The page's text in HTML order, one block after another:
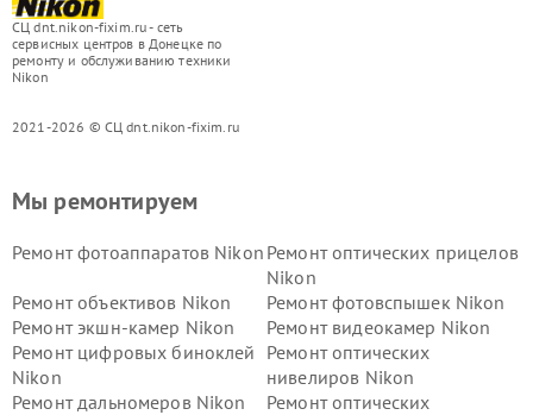
СЦ dnt.nikon-fixim.ru - сеть
сервисных центров в Донецке по
ремонту и обслуживанию техники
Nikon
2021-2026 © СЦ dnt.nikon-fixim.ru
Мы ремонтируем
Ремонт фотоаппаратов Nikon Ремонт оптических прицелов
Nikon
Ремонт объективов Nikon
Ремонт фотовспышек Nikon
Ремонт экшн-камер Nikon
Ремонт видеокамер Nikon
Ремонт цифровых биноклей
Nikon
Ремонт оптических
нивелиров Nikon
Ремонт дальномеров Nikon
Ремонт оптических